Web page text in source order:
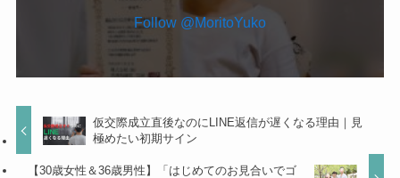
Follow @MoritoYuko
仮交際成立直後なのにLINE返信が遅くなる理由｜見
極めたい初期サイン
【30歳女性＆36歳男性】「はじめてのお見合いでゴ